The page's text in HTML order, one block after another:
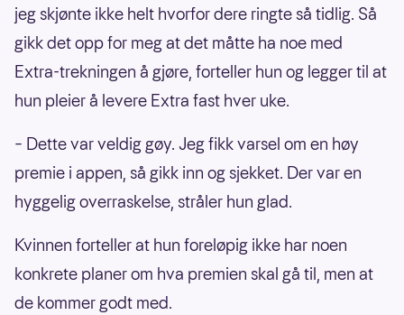
jeg skjønte ikke helt hvorfor dere ringte så tidlig. Så
gikk det opp for meg at det måtte ha noe med
Extra-trekningen å gjøre, forteller hun og legger til at
hun pleier å levere Extra fast hver uke.
– Dette var veldig gøy. Jeg fikk varsel om en høy
premie i appen, så gikk inn og sjekket. Der var en
hyggelig overraskelse, stråler hun glad.
Kvinnen forteller at hun foreløpig ikke har noen
konkrete planer om hva premien skal gå til, men at
de kommer godt med.